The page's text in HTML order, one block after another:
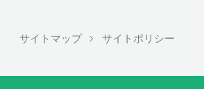
サイトマップ サイトポリシー